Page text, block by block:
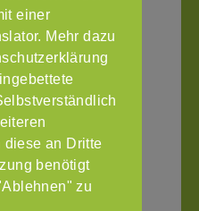
einer
Mehr dazu
diese an Dritte
benötigt
zu